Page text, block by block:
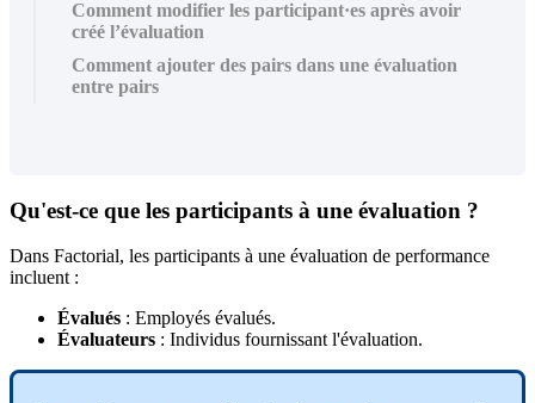
Comment modifier les participant·es après avoir
créé l’évaluation
Comment ajouter des pairs dans une évaluation
entre pairs
Qu'est-ce que les participants à une évaluation ?
Dans Factorial, les participants à une évaluation de performance
incluent :
Évalués : Employés évalués.
Évaluateurs : Individus fournissant l'évaluation.